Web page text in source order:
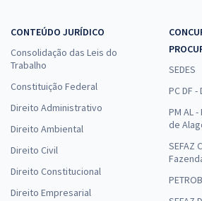
CONTEÚDO JURÍDICO
Consolidação das Leis do
Trabalho
Constituição Federal
Direito Administrativo
Direito Ambiental
Direito Civil
Direito Constitucional
Direito Empresarial
SEDES
PC DF -
PM AL
de
SEFAZ